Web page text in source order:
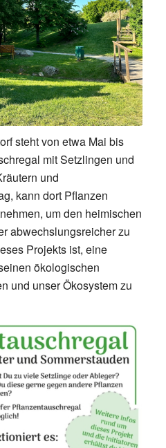
steht von etwa Mai bis
mit Setzlingen und
und
kann dort Pflanzen
um den heimischen
abwechslungsreicher zu
Projekts ist, eine
ökologischen
und unser Ökosystem zu